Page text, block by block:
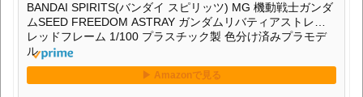
BANDAI SPIRITS(バンダイ スピリッツ) MG 機動戦士ガンダ
ムSEED FREEDOM ASTRAY ガンダムリバティアストレイ
レッドフレーム 1/100 プラスチック製 色分け済みプラモデ
ル